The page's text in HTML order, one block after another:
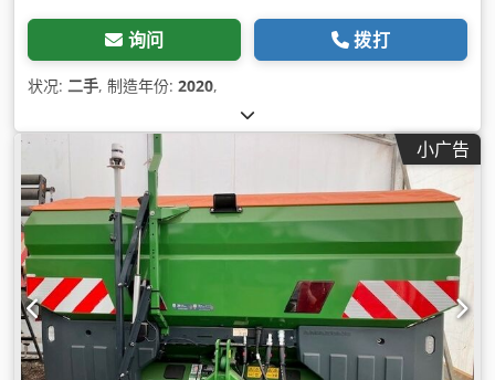
询问 拨打
状况: 二手, 制造年份: 2020,
小广告